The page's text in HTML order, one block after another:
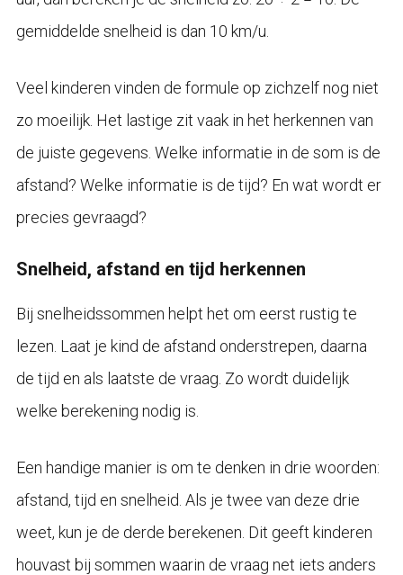
gemiddelde snelheid is dan 10 km/u.
Veel kinderen vinden de formule op zichzelf nog niet
zo moeilijk. Het lastige zit vaak in het herkennen van
de juiste gegevens. Welke informatie in de som is de
afstand? Welke informatie is de tijd? En wat wordt er
precies gevraagd?
Snelheid, afstand en tijd herkennen
Bij snelheidssommen helpt het om eerst rustig te
lezen. Laat je kind de afstand onderstrepen, daarna
de tijd en als laatste de vraag. Zo wordt duidelijk
welke berekening nodig is.
Een handige manier is om te denken in drie woorden:
afstand, tijd en snelheid. Als je twee van deze drie
weet, kun je de derde berekenen. Dit geeft kinderen
houvast bij sommen waarin de vraag net iets anders